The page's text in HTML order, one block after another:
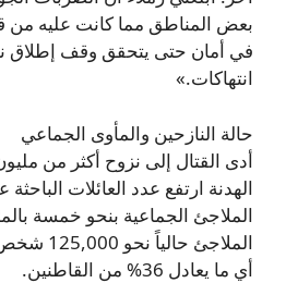
بعض المناطق مما كانت عليه من
في أمان حتى يتحقق وقف إطلاق
انتهاكات.»
حالة النازحين والمأوى الجماعي
أدى القتال إلى نزوح أكثر من
الهدنة ارتفع عدد العائلات
الملاجئ الجماعية بنحو خمسة
أي ما يعادل 36% من القاطنين.